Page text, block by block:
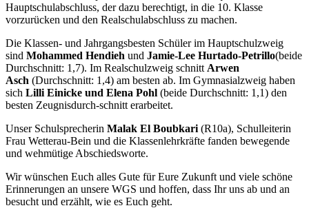
Hauptschulabschluss, der dazu berechtigt, in die 10. Klasse
vorzurücken und den Realschulabschluss zu machen.
Die Klassen- und Jahrgangsbesten Schüler im Hauptschulzweig
sind Mohammed Hendieh und Jamie-Lee Hurtado-Petrillo(beide
Durchschnitt: 1,7). Im Realschulzweig schnitt Arwen
Asch (Durchschnitt: 1,4) am besten ab. Im Gymnasialzweig haben
sich Lilli Einicke und Elena Pohl (beide Durchschnitt: 1,1) den
besten Zeugnisdurch-schnitt erarbeitet.
Unser Schulsprecherin Malak El Boubkari (R10a), Schulleiterin
Frau Wetterau-Bein und die Klassenlehrkräfte fanden bewegende
und wehmütige Abschiedsworte.
Wir wünschen Euch alles Gute für Eure Zukunft und viele schöne
Erinnerungen an unsere WGS und hoffen, dass Ihr uns ab und an
besucht und erzählt, wie es Euch geht.